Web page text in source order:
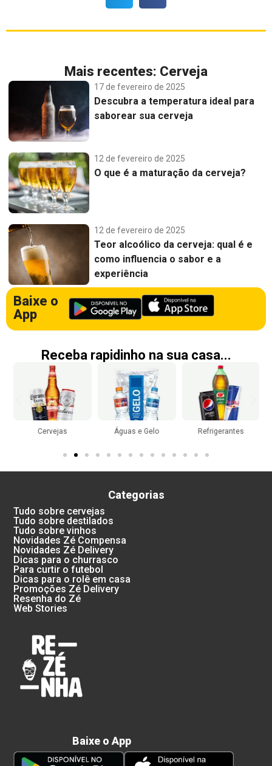
Mais recentes: Cerveja
17 de fevereiro de 2025
Descubra a temperatura ideal para
saborear sua cerveja
12 de fevereiro de 2025
O que é a maturação da cerveja?
12 de fevereiro de 2025
Teor alcoólico da cerveja: qual é e
como influencia o sabor e a
experiência
Baixe o
App
Receba rapidinho na sua casa...
Cervejas Águas e Gelo Refrigerantes
Categorias
Tudo sobre cervejas
Tudo sobre destilados
Tudo sobre vinhos
Novidades Zé Compensa
Novidades Zé Delivery
Dicas para o churrasco
Para curtir o futebol
Dicas para o rolê em casa
Promoções Zé Delivery
Resenha do Zé
Web Stories
Baixe o App